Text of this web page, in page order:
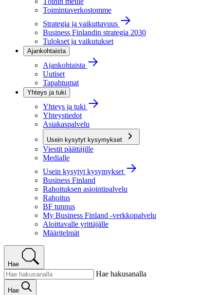
Toimintaverkostomme
Strategia ja vaikuttavuus
Business Finlandin strategia 2030
Tulokset ja vaikutukset
Ajankohtaista
Ajankohtaista
Uutiset
Tapahtumat
Yhteys ja tuki
Yhteys ja tuki
Yhteystiedot
Asiakaspalvelu
Usein kysytyt kysymykset
Viestit päättäjille
Medialle
Usein kysytyt kysymykset
Business Finland
Rahoituksen asiointipalvelu
Rahoitus
BF tunnus
My Business Finland -verkkopalvelu
Aloittavalle yrittäjälle
Määritelmät
Hae
Hae hakusanalla
Hae